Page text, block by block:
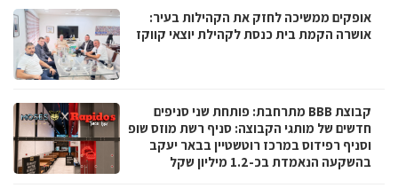
אופקים ממשיכה לחזק את הקהילות בעיר:
אושרה הקמת בית כנסת לקהילת יוצאי קווקז
קבוצת BBB מתרחבת: פותחת שני סניפים
חדשים של מותגי הקבוצה: סניף רשת מוזס שופ
וסניף רפידוס במרכז רוטשטיין בבאר יעקב
בהשקעה הנאמדת בכ-1.2 מיליון שקל